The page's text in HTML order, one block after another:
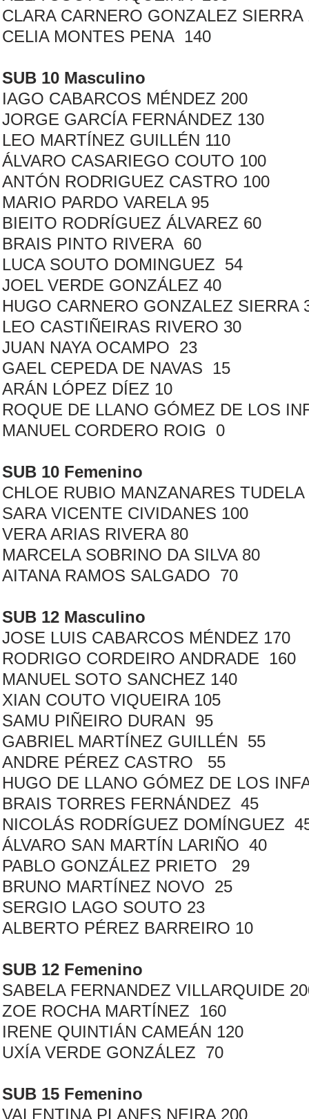
CLARA CARNERO GONZALEZ SIERRA
CELIA MONTES PENA 140
SUB 10 Masculino
IAGO CABARCOS MÉNDEZ 200
JORGE GARCÍA FERNÁNDEZ 130
LEO MARTÍNEZ GUILLÉN 110
ÁLVARO CASARIEGO COUTO 100
ANTÓN RODRIGUEZ CASTRO 100
MARIO PARDO VARELA 95
BIEITO RODRÍGUEZ ÁLVAREZ 60
BRAIS PINTO RIVERA 60
LUCA SOUTO DOMINGUEZ 54
JOEL VERDE GONZÁLEZ 40
HUGO CARNERO GONZALEZ SIERRA
LEO CASTIÑEIRAS RIVERO 30
JUAN NAYA OCAMPO 23
GAEL CEPEDA DE NAVAS 15
ARÁN LÓPEZ DÍEZ 10
ROQUE DE LLANO GÓMEZ DE LOS
MANUEL CORDERO ROIG 0
SUB 10 Femenino
CHLOE RUBIO MANZANARES TUDELA
SARA VICENTE CIVIDANES 100
VERA ARIAS RIVERA 80
MARCELA SOBRINO DA SILVA 80
AITANA RAMOS SALGADO 70
SUB 12 Masculino
JOSE LUIS CABARCOS MÉNDEZ 170
RODRIGO CORDEIRO ANDRADE 160
MANUEL SOTO SANCHEZ 140
XIAN COUTO VIQUEIRA 105
SAMU PIÑEIRO DURAN 95
GABRIEL MARTÍNEZ GUILLÉN 55
ANDRE PÉREZ CASTRO 55
HUGO DE LLANO GÓMEZ DE LOS
BRAIS TORRES FERNÁNDEZ 45
NICOLÁS RODRÍGUEZ DOMÍNGUEZ
ÁLVARO SAN MARTÍN LARIÑO 40
PABLO GONZÁLEZ PRIETO 29
BRUNO MARTÍNEZ NOVO 25
SERGIO LAGO SOUTO 23
ALBERTO PÉREZ BARREIRO 10
SUB 12 Femenino
SABELA FERNANDEZ VILLARQUIDE
ZOE ROCHA MARTÍNEZ 160
IRENE QUINTIÁN CAMEÁN 120
UXÍA VERDE GONZÁLEZ 70
SUB 15 Femenino
VALENTINA PLANES NEIRA 200